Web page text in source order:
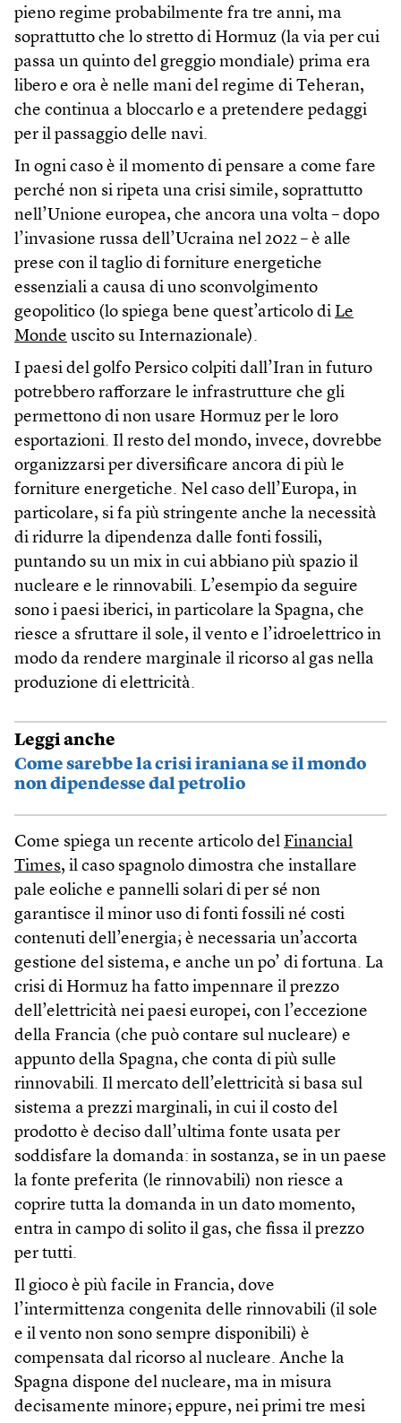
pieno regime probabilmente fra tre anni, ma
soprattutto che lo stretto di Hormuz (la via per cui
passa un quinto del greggio mondiale) prima era
libero e ora è nelle mani del regime di Teheran,
che continua a bloccarlo e a pretendere pedaggi
per il passaggio delle navi.
In ogni caso è il momento di pensare a come fare
perché non si ripeta una crisi simile, soprattutto
nell’Unione europea, che ancora una volta – dopo
l’invasione russa dell’Ucraina nel 2022 – è alle
prese con il taglio di forniture energetiche
essenziali a causa di uno sconvolgimento
geopolitico (lo spiega bene quest’articolo di Le
Monde uscito su Internazionale).
I paesi del golfo Persico colpiti dall’Iran in futuro
potrebbero rafforzare le infrastrutture che gli
permettono di non usare Hormuz per le loro
esportazioni. Il resto del mondo, invece, dovrebbe
organizzarsi per diversificare ancora di più le
forniture energetiche. Nel caso dell’Europa, in
particolare, si fa più stringente anche la necessità
di ridurre la dipendenza dalle fonti fossili,
puntando su un mix in cui abbiano più spazio il
nucleare e le rinnovabili. L’esempio da seguire
sono i paesi iberici, in particolare la Spagna, che
riesce a sfruttare il sole, il vento e l’idroelettrico in
modo da rendere marginale il ricorso al gas nella
produzione di elettricità.
Leggi anche
Come sarebbe la crisi iraniana se il mondo
non dipendesse dal petrolio
Come spiega un recente articolo del Financial
Times, il caso spagnolo dimostra che installare
pale eoliche e pannelli solari di per sé non
garantisce il minor uso di fonti fossili né costi
contenuti dell’energia; è necessaria un’accorta
gestione del sistema, e anche un po’ di fortuna. La
crisi di Hormuz ha fatto impennare il prezzo
dell’elettricità nei paesi europei, con l’eccezione
della Francia (che può contare sul nucleare) e
appunto della Spagna, che conta di più sulle
rinnovabili. Il mercato dell’elettricità si basa sul
sistema a prezzi marginali, in cui il costo del
prodotto è deciso dall’ultima fonte usata per
soddisfare la domanda: in sostanza, se in un paese
la fonte preferita (le rinnovabili) non riesce a
coprire tutta la domanda in un dato momento,
entra in campo di solito il gas, che fissa il prezzo
per tutti.
Il gioco è più facile in Francia, dove
l’intermittenza congenita delle rinnovabili (il sole
e il vento non sono sempre disponibili) è
compensata dal ricorso al nucleare. Anche la
Spagna dispone del nucleare, ma in misura
decisamente minore; eppure, nei primi tre mesi